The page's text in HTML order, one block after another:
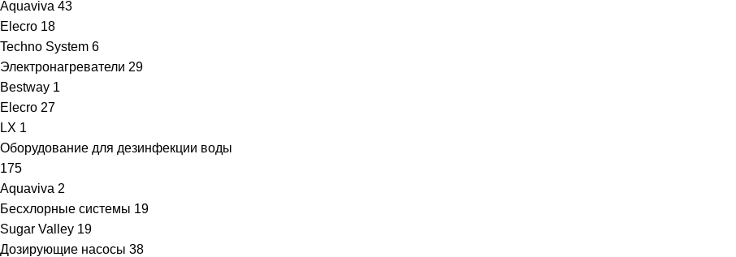
Aquaviva 43
Elecro 18
Techno System 6
Электронагреватели 29
Bestway 1
Elecro 27
LX 1
Оборудование для дезинфекции воды
175
Aquaviva 2
Бесхлорные системы 19
Sugar Valley 19
Дозирующие насосы 38